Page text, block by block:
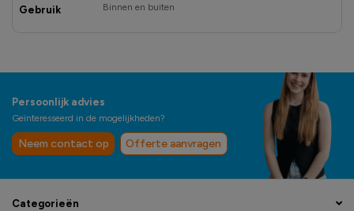
Gebruik Binnen en buiten
Persoonlijk advies
Geïnteresseerd in de mogelijkheden?
Neem contact op Offerte aanvragen
Categorieën